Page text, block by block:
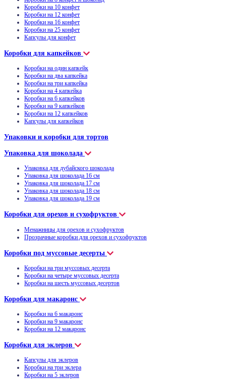
Коробки на 10 конфет
Коробки на 12 конфет
Коробки на 16 конфет
Коробки на 25 конфет
Капсулы для конфет
Коробки для капкейков
Коробки на один капкейк
Коробки на два капкейка
Коробки на три капкейка
Коробки на 4 капкейка
Коробки на 6 капкейков
Коробки на 9 капкейков
Коробки на 12 капкейков
Капсулы для капкейков
Упаковки и коробки для тортов
Упаковка для шоколада
Упаковка для дубайского шоколада
Упаковка для шоколада 16 см
Упаковка для шоколада 17 см
Упаковка для шоколада 18 см
Упаковка для шоколада 19 см
Коробки для орехов и сухофруктов
Менажницы для орехов и сухофруктов
Прозрачные коробки для орехов и сухофруктов
Коробки под муссовые десерты
Коробки на три муссовых десерта
Коробки на четыре муссовых десерта
Коробки на шесть муссовых десертов
Коробки для макаронс
Коробки на 6 макаронс
Коробки на 9 макаронс
Коробки на 12 макаронс
Коробки для эклеров
Капсулы для эклеров
Коробки на три эклера
Коробки на 5 эклеров